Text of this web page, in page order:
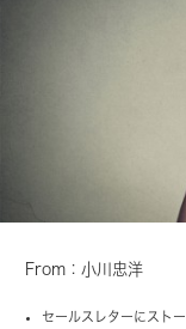
From：小川忠洋
セールスレターにスト